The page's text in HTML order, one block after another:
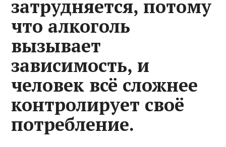
затрудняется, потому
что алкоголь
вызывает
зависимость, и
человек всё сложнее
контролирует своё
потребление.